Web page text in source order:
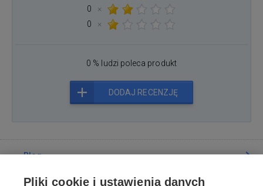
0
×
0
×
0 % ludzi poleca produkt
DODAJ RECENZJĘ
Blog
Pliki cookie i ustawienia danych